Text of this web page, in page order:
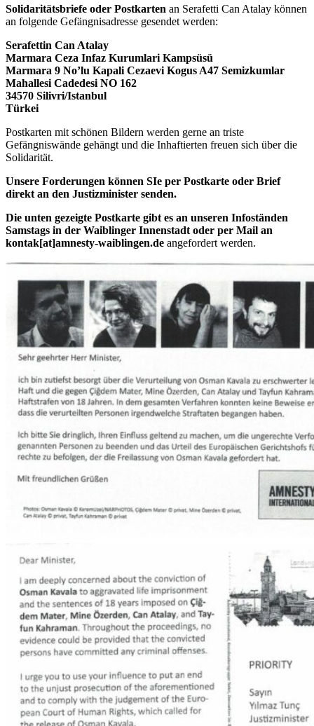
Solidaritätsbriefe oder Postkarten an Serafetti Can Atalay können
an folgende Gefängnisadresse gesendet werden:
Serafettin Can Atalay
Marmara Ceza Infaz Kurumlari Kampsüsü
Marmara 9 No’lu Kapali Cezaevi Kogus A47 Semizkumlar
Mahallesi Cadedesi NO 162
34570 Silivri/Istanbul
Türkei
Postkarten mit schönen Bildern werden gerne an triste
Gefängniswände gehängt und die Inhaftierten freuen sich über die
Solidarität.
Unsere Forderungen können SIe per Postkarte oder Brief
direkt an den Justizminister senden.
Die unten gezeigte Postkarte gibt es an unseren Infoständen
Samstags in der Waiblinger Innenstadt oder per Mail an
kontak[at]amnesty-waiblingen.de angefordert werden.